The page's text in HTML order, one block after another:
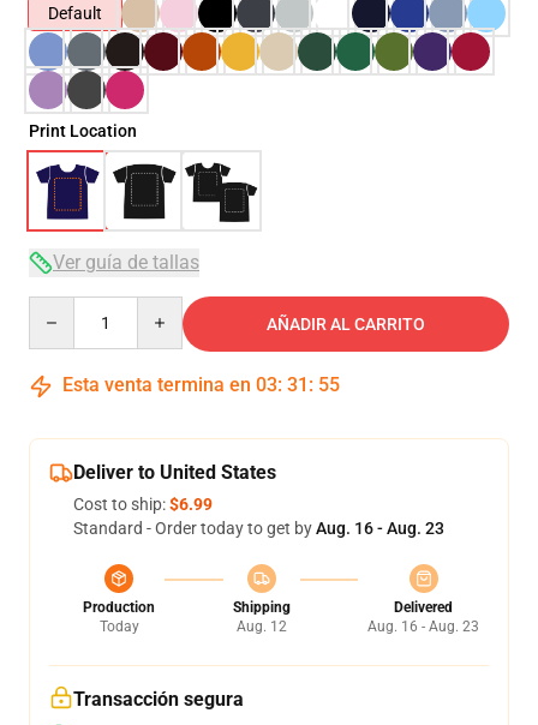
Default
Print Location
Ver guía de tallas
AÑADIR AL CARRITO
Esta venta termina en 03: 31 : 54
Deliver to United States
Cost to ship:$6.99
Standard - Order today to get byAug. 16 - Aug. 23
Production
Today
Shipping
Aug. 12
Delivered
Aug. 16 - Aug. 23
Transacción segura